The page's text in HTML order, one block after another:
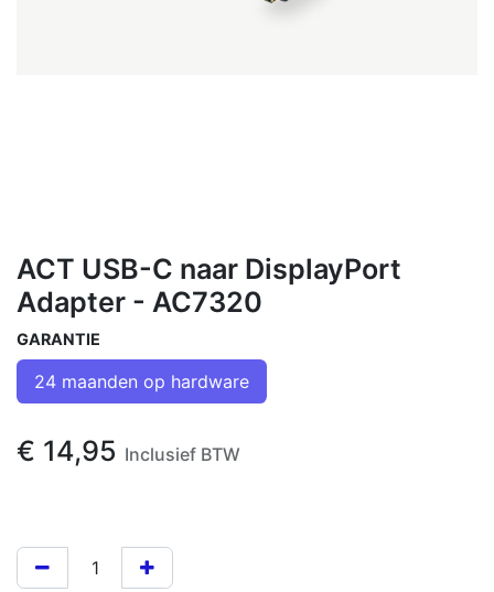
ACT USB-C naar DisplayPort
Adapter - AC7320
GARANTIE
24 maanden op hardware
€ 14,95 Inclusief BTW